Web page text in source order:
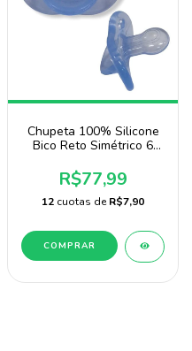
Chupeta 100% Silicone
Bico Reto Simétrico 6
R$77,99
12 cuotas deR$7,90
COMPRAR